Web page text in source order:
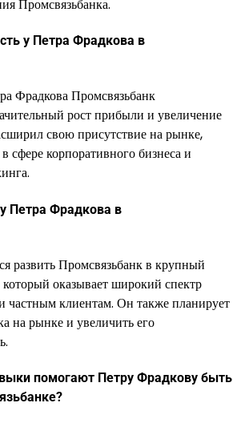
Промсвязьбанка.
у Петра Фрадкова в
Фрадкова Промсвязьбанк
рост прибыли и увеличение
свою присутствие на рынке,
сфере корпоративного бизнеса и
Петра Фрадкова в
развить Промсвязьбанк в крупный
оказывает широкий спектр
частным клиентам. Он также планирует
на рынке и увеличить его
помогают Петру Фрадкову быть